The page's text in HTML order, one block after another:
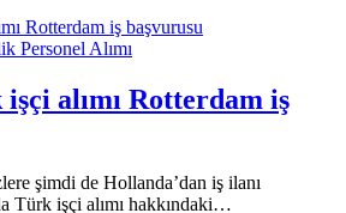
Personel Alımı
alımı Rotterdam iş
şimdi de Hollanda’dan iş ilanı
Türk işçi alımı hakkındaki…